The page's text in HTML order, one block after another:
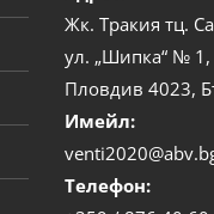
Жк. Тракия тц.
ул. „Шипка“ №
Пловдив 4023,
Имейл:
Телефон: